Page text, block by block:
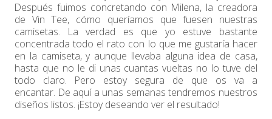
Después fuimos concretando con Milena, la creadora
de Vin Tee, cómo queríamos que fuesen nuestras
camisetas. La verdad es que yo estuve bastante
concentrada todo el rato con lo que me gustaría hacer
en la camiseta, y aunque llevaba alguna idea de casa,
hasta que no le di unas cuantas vueltas no lo tuve del
todo claro. Pero estoy segura de que os va a
encantar. De aquí a unas semanas tendremos nuestros
diseños listos. ¡Estoy deseando ver el resultado!